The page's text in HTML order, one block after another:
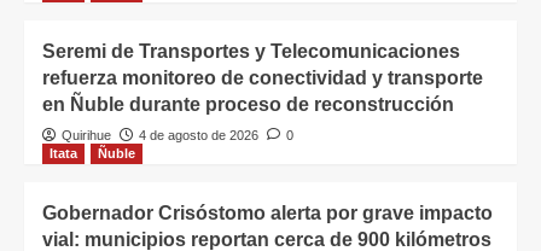
Seremi de Transportes y Telecomunicaciones
refuerza monitoreo de conectividad y transporte
en Ñuble durante proceso de reconstrucción
Quirihue 4 de agosto de 2026
0
Itata
Ñuble
Gobernador Crisóstomo alerta por grave impacto
vial: municipios reportan cerca de 900 kilómetros